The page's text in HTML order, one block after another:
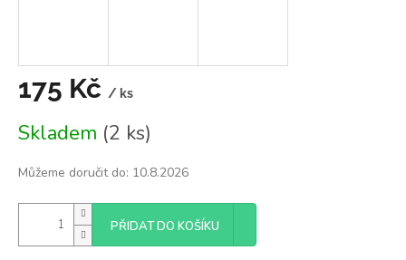
175 Kč / ks
cena:
Skladem (2 ks)
Můžeme doručit do: 10.8.2026
PŘIDAT DO KOŠÍKU